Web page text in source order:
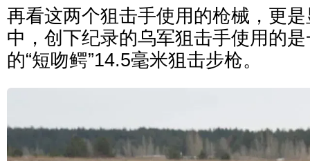
再看这两个狙击手使用的枪械，更
中，创下纪录的乌军狙击手使用的
的“短吻鳄”14.5毫米狙击步枪。